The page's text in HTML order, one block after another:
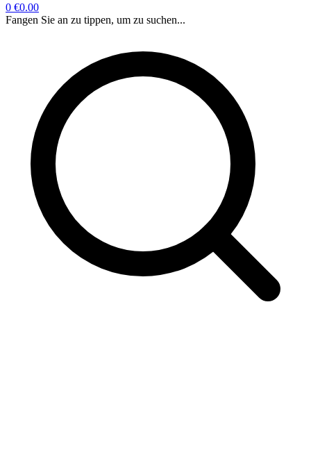
0 €0.00
Fangen Sie an zu tippen, um zu suchen...